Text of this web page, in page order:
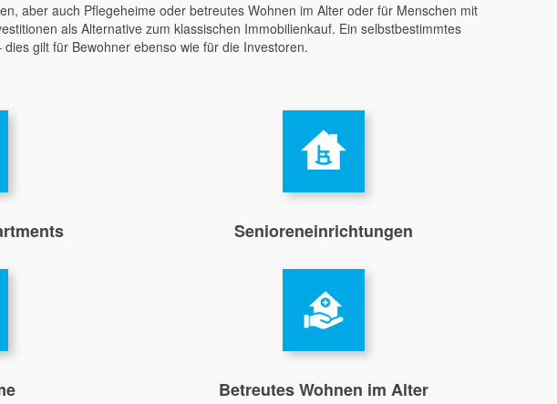
aber auch Pflegeheime oder betreutes Wohnen im Alter oder für Menschen mit
als Alternative zum klassischen Immobilienkauf. Ein selbstbestimmtes
gilt für Bewohner ebenso wie für die Investoren.
Senioreneinrichtungen
Betreutes Wohnen im Alter